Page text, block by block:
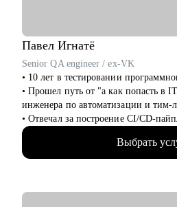
Павел Игнатё
Senior QA engineer / ex-VK
• 10 лет в тестировании
• Прошел путь от "а как попасть в IT? " до ведущего
инженера по
• Отвечал за построение CI/CD-
• Интервьюировал и набирал в
специалистов разных уровней.
Выбрать